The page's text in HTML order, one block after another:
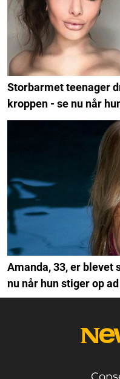
Storbarmet teenager
kroppen - se nu når
Amanda, 33, er blevet
nu når hun stiger op